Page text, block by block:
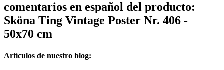
comentarios en español del producto:
Sköna Ting Vintage Poster Nr. 406 -
50x70 cm
Artículos de nuestro blog: